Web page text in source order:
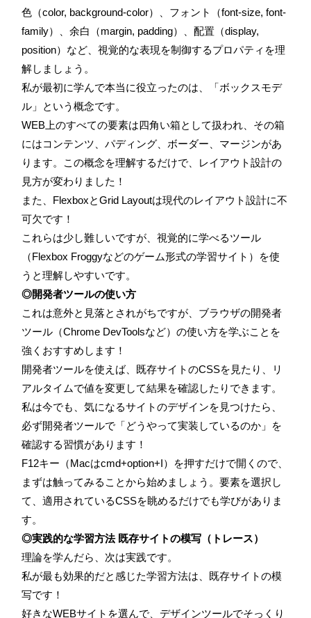
色（color, background-color）、フォント（font-size, font-
family）、余白（margin, padding）、配置（display,
position）など、視覚的な表現を制御するプロパティを理
解しましょう。
私が最初に学んで本当に役立ったのは、「ボックスモデ
ル」という概念です。
WEB上のすべての要素は四角い箱として扱われ、その箱
にはコンテンツ、パディング、ボーダー、マージンがあ
ります。この概念を理解するだけで、レイアウト設計の
見方が変わりました！
また、FlexboxとGrid Layoutは現代のレイアウト設計に不
可欠です！
これらは少し難しいですが、視覚的に学べるツール
（Flexbox Froggyなどのゲーム形式の学習サイト）を使
うと理解しやすいです。
◎開発者ツールの使い方
これは意外と見落とされがちですが、ブラウザの開発者
ツール（Chrome DevToolsなど）の使い方を学ぶことを
強くおすすめします！
開発者ツールを使えば、既存サイトのCSSを見たり、リ
アルタイムで値を変更して結果を確認したりできます。
私は今でも、気になるサイトのデザインを見つけたら、
必ず開発者ツールで「どうやって実装しているのか」を
確認する習慣があります！
F12キー（Macはcmd+option+I）を押すだけで開くので、
まずは触ってみることから始めましょう。要素を選択し
て、適用されているCSSを眺めるだけでも学びがありま
す。
◎実践的な学習方法 既存サイトの模写（トレース）
理論を学んだら、次は実践です。
私が最も効果的だと感じた学習方法は、既存サイトの模
写です！
好きなWEBサイトを選んで、デザインツールでそっくり